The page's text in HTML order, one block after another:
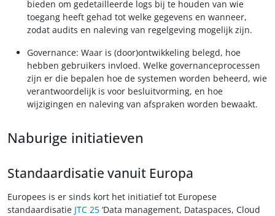
bieden om gedetailleerde logs bij te houden van wie
toegang heeft gehad tot welke gegevens en wanneer,
zodat audits en naleving van regelgeving mogelijk zijn.
Governance: Waar is (door)ontwikkeling belegd, hoe
hebben gebruikers invloed. Welke governanceprocessen
zijn er die bepalen hoe de systemen worden beheerd, wie
verantwoordelijk is voor besluitvorming, en hoe
wijzigingen en naleving van afspraken worden bewaakt.
Naburige initiatieven
Standaardisatie vanuit Europa
Europees is er sinds kort het initiatief tot Europese
standaardisatie JTC 25 ‘Data management, Dataspaces, Cloud